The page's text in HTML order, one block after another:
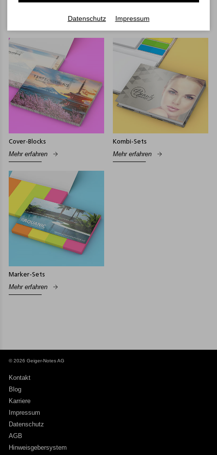
Mehr erfahren
Cover-Blocks
Mehr erfahren
Kombi-Sets
Mehr erfahren
Marker-Sets
Mehr erfahren
© 2026 Geiger-Notes AG
Kontakt
Blog
Karriere
Impressum
Datenschutz
AGB
Hinweisgebersystem
Datenschutz Impressum